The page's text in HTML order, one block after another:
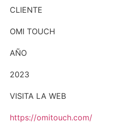
CLIENTE
OMI TOUCH
AÑO
2023
VISITA LA WEB
https://omitouch.com/